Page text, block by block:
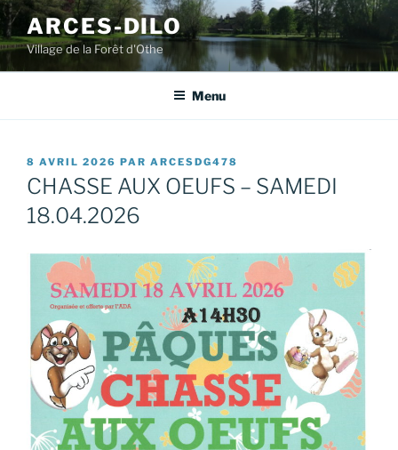
Aller
au
contenu
principal
ARCES-DILO
Village de la Forêt d'Othe
Menu
PUBLIÉ
LE
8 AVRIL 2026 PAR ARCESDG478
CHASSE AUX OEUFS – SAMEDI
18.04.2026